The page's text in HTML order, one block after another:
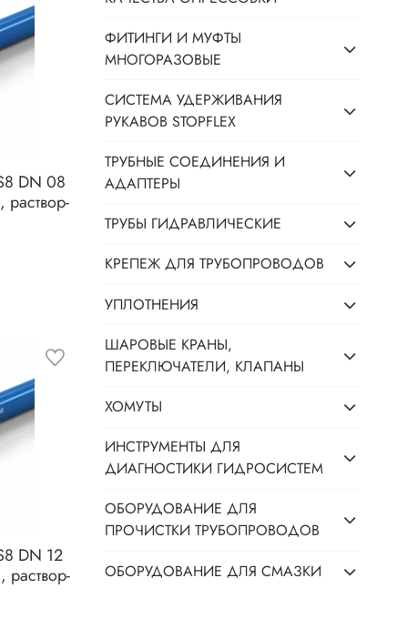
DN 08
DN 12
раствор-
ФИТИНГИ И МУФТЫ
МНОГОРАЗОВЫЕ
СИСТЕМА УДЕРЖИВАНИЯ
РУКАВОВ STOPFLEX
ТРУБНЫЕ СОЕДИНЕНИЯ И
АДАПТЕРЫ
ТРУБЫ ГИДРАВЛИЧЕСКИЕ
КРЕПЕЖ ДЛЯ ТРУБОПРОВОДОВ
УПЛОТНЕНИЯ
ШАРОВЫЕ КРАНЫ,
ПЕРЕКЛЮЧАТЕЛИ, КЛАПАНЫ
ХОМУТЫ
ИНСТРУМЕНТЫ ДЛЯ
ДИАГНОСТИКИ ГИДРОСИСТЕМ
ОБОРУДОВАНИЕ ДЛЯ
ПРОЧИСТКИ ТРУБОПРОВОДОВ
ОБОРУДОВАНИЕ ДЛЯ СМАЗКИ